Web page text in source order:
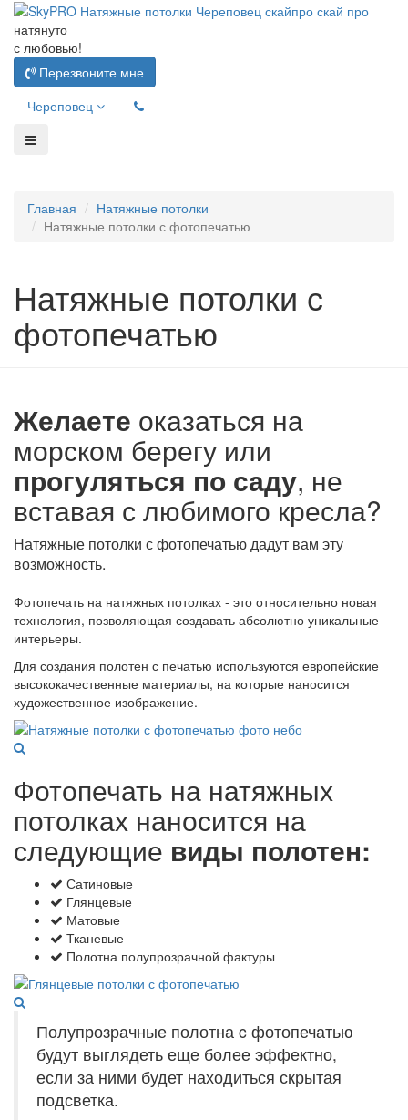
натянуто
с любовью!
Перезвоните мне
Череповец
Главная
Натяжные потолки
Натяжные потолки с фотопечатью
Натяжные потолки с
фотопечатью
Желаете оказаться на
морском берегу или
прогуляться по саду, не
вставая с любимого кресла?
Натяжные потолки с фотопечатью дадут вам эту
возможность.
Фотопечать на натяжных потолках - это относительно новая
технология, позволяющая создавать абсолютно уникальные
интерьеры.
Для создания полотен с печатью используются европейские
высококачественные материалы, на которые наносится
художественное изображение.
Фотопечать на натяжных
потолках наносится на
следующие виды полотен:
Сатиновые
Глянцевые
Матовые
Тканевые
Полотна полупрозрачной фактуры
Полупрозрачные полотна c фотопечатью
будут выглядеть еще более эффектно,
если за ними будет находиться скрытая
подсветка.